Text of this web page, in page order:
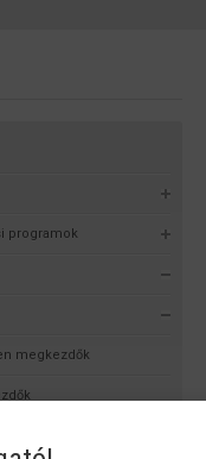
programok
megkezdők